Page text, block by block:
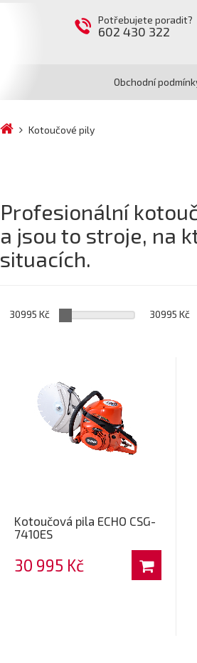
Potřebujete poradit?
602 430 322
Obchodní
Kotoučové pily
Profesionální
a jsou to stroje, na
situacích.
30995 Kč 30995 Kč
Kotoučová pila ECHO CSG-
7410ES
30 995 Kč